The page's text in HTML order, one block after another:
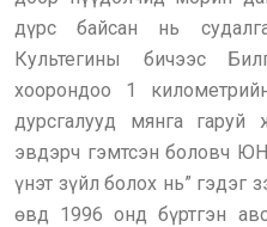
дүрс байсан нь
Культегины бичээс
хоорондоо 1
дурсгалууд мянга гаруй
эвдэрч гэмтсэн боловч
үнэт зүйл болох нь” гэдэг
өвд 1996 онд бүртгэн